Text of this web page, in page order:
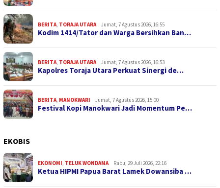
BERITA, TORAJA UTARA Jumat, 7 Agustus 2026, 16:55
Kodim 1414/Tator dan Warga Bersihkan Ban…
BERITA, TORAJA UTARA Jumat, 7 Agustus 2026, 16:53
Kapolres Toraja Utara Perkuat Sinergi de…
BERITA, MANOKWARI Jumat, 7 Agustus 2026, 15:00
Festival Kopi Manokwari Jadi Momentum Pe…
EKOBIS
EKONOMI, TELUK WONDAMA Rabu, 29 Juli 2026, 22:16
Ketua HIPMI Papua Barat Lamek Dowansiba …